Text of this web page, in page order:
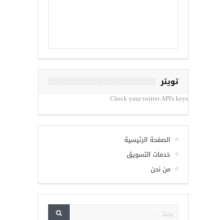
تويتر
Check your twitter API's keys
الصفحة الرئيسية
خدمات التسويق
من نحن